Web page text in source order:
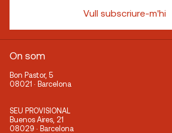
Vull subscriure-m'hi
On som
Bon Pastor, 5
08021 · Barcelona
SEU PROVISIONAL
Buenos Aires, 21
08029 · Barcelona